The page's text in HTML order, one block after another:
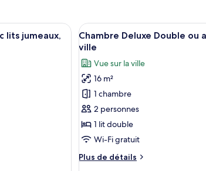
d’hôtel avec deux lits, un bureau, une chaise, une
lits jumeaux,
Afficher
toutes
les
photos
pour
ce
type
de
chambre :
Deluxe
4
Chambre Deluxe Double ou
ville
Vue sur la ville
16 m²
1 chambre
2 personnes
1 lit double
Wi-Fi gratuit
Plus de détails
Plus